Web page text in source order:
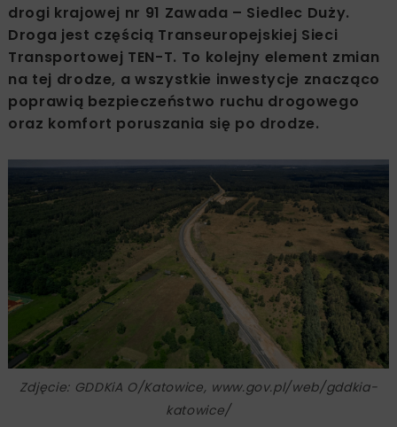
drogi krajowej nr 91 Zawada – Siedlec Duży.
Droga jest częścią Transeuropejskiej Sieci
Transportowej TEN-T. To kolejny element zmian
na tej drodze, a wszystkie inwestycje znacząco
poprawią bezpieczeństwo ruchu drogowego
oraz komfort poruszania się po drodze.
Zdjęcie: GDDKiA O/Katowice, www.gov.pl/web/gddkia-
katowice/